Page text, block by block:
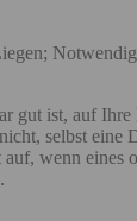
gut ist, auf
selbst eine
wenn eines